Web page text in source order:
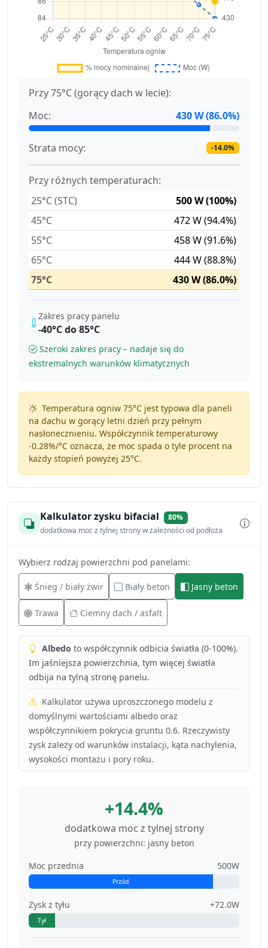
Przy 75°C (gorący dach w lecie):
Moc:
430 W (86.0%)
Strata mocy: -14.0%
Przy różnych temperaturach:
25°C (STC)
500 W (100%)
45°C
472 W (94.4%)
55°C
458 W (91.6%)
65°C
444 W (88.8%)
75°C
430 W (86.0%)
Zakres pracy panelu
-40°C do 85°C
Szeroki zakres pracy – nadaje się do
ekstremalnych warunków klimatycznych
Temperatura ogniw 75°C jest typowa dla paneli
na dachu w gorący letni dzień przy pełnym
nasłonecznieniu. Współczynnik temperaturowy
-0.28%/°Coznacza, że moc spada o tyle procent na
każdy stopień powyżej 25°C.
Kalkulator zysku bifacial
80%
dodatkowa moc z tylnej strony w zależności od podłoża
Wybierz rodzaj powierzchni pod panelami:
Śnieg / biały żwir Biały beton Jasny beton
Trawa Ciemny dach / asfalt
Albedo to współczynnik odbicia światła (0-100%).
Im jaśniejsza powierzchnia, tym więcej światła
odbija na tylną stronę panelu.
Kalkulator używa uproszczonego modelu z
domyślnymi wartościami albedo oraz
współczynnikiem pokrycia gruntu 0.6. Rzeczywisty
zysk zależy od warunków instalacji, kąta nachylenia,
wysokości montażu i pory roku.
+14.4%
dodatkowa moc z tylnej strony
przy powierzchni: jasny beton
Moc przednia
500W
Przód
Zysk z tyłu +72.0W
Tył